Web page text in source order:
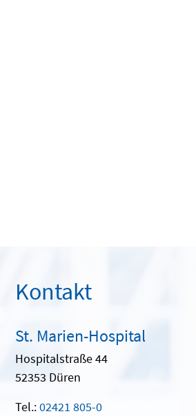
Kontakt
St. Marien-Hospital
Hospitalstraße 44
52353 Düren
Tel.:02421 805-0